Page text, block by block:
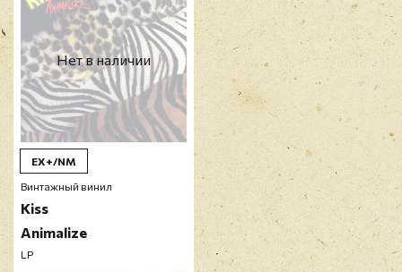
Нет в наличии
EX+/NM
Винтажный винил
Kiss
Animalize
LP